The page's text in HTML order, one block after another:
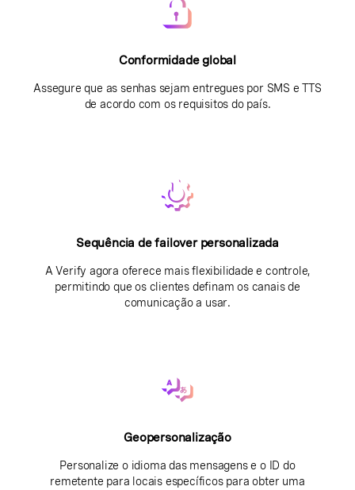
Conformidade global
Assegure que as senhas sejam entregues por SMS e TTS
de acordo com os requisitos do país.
Sequência de failover personalizada
A Verify agora oferece mais flexibilidade e controle,
permitindo que os clientes definam os canais de
comunicação a usar.
Geopersonalização
Personalize o idioma das mensagens e o ID do
remetente para locais específicos para obter uma